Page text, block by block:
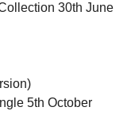
30th June
5th October